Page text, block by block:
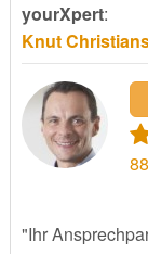
yourXpert:
Knut
"Ihr